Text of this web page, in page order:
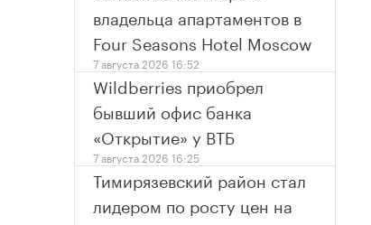
владельца апартаментов в
Four Seasons Hotel Moscow
7 августа 2026 16:52
Wildberries приобрел
бывший офис банка
«Открытие» у ВТБ
7 августа 2026 16:25
Тимирязевский район стал
лидером по росту цен на